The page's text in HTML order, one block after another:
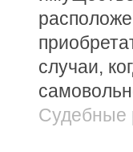
случаи,
Судебные